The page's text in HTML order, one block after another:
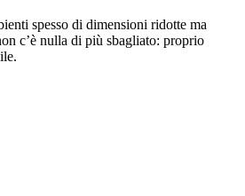
spesso di dimensioni ridotte ma
c’è nulla di più sbagliato: proprio